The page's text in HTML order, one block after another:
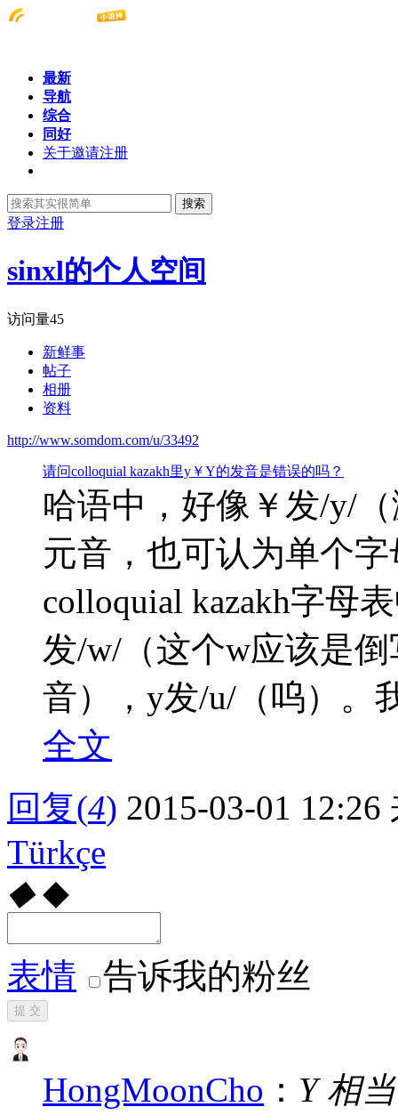
最新
导航
综合
同好
关于邀请注册
搜索
登录注册
sinxl的个人空间
访问量45
新鲜事
帖子
相册
资料
http://www.somdom.com/u/33492
请问colloquial kazakh里y￥Y的发音是错误的吗？
哈语中，好像￥发/y/
元音，也可认为单个
colloquial kazakh字母
发/w/（这个w应该是
音），y发/u/（呜）。
全文
回复(4) 2015-03-01 12:26
Türkçe
◆ ◆
表情 告诉我的粉丝
提 交
HongMoonCho ： Y 相